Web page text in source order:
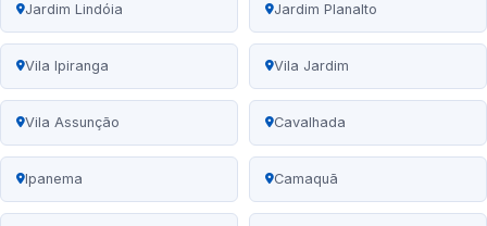
Jardim Lindóia Jardim Planalto
Vila Ipiranga Vila Jardim
Vila Assunção Cavalhada
Ipanema Camaquã